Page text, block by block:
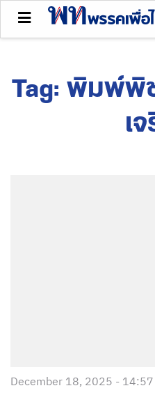
Tag: พิมพ์พิ
เ
December 18, 2025 - 14:57